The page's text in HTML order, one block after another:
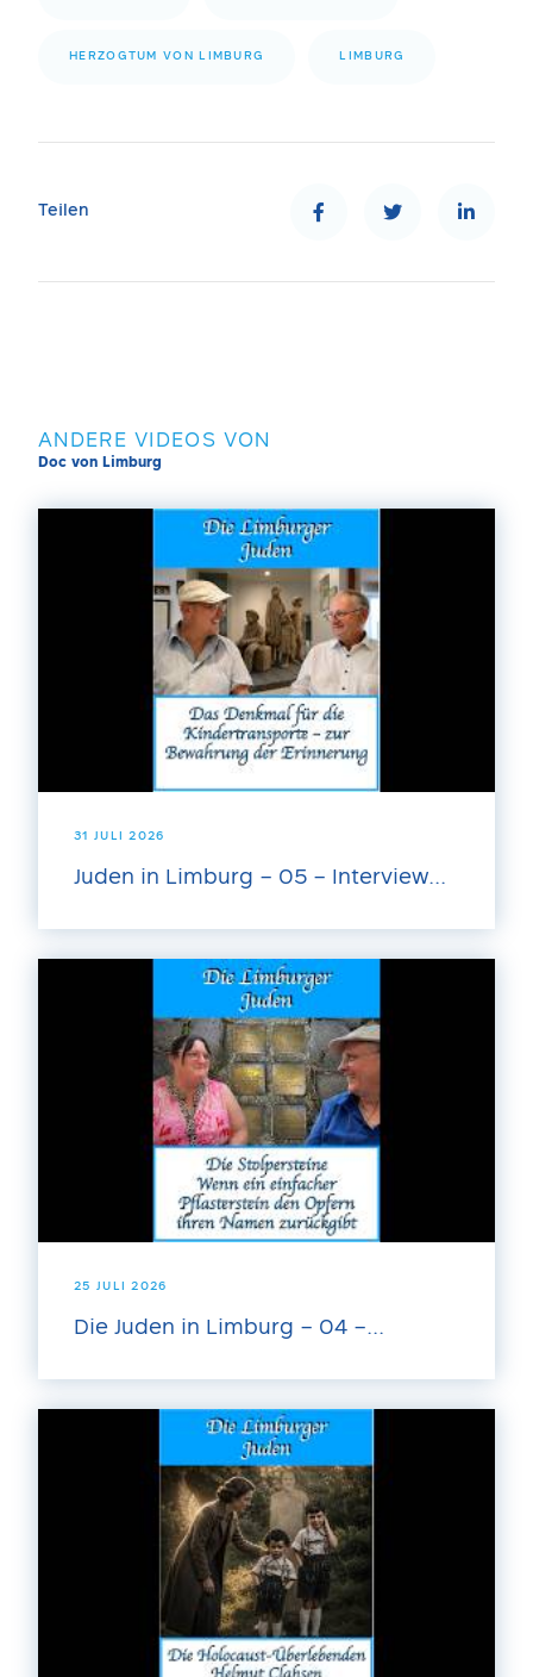
HERZOGTUM VON LIMBURG LIMBURG
Teilen
ANDERE VIDEOS VON
Doc von Limburg
31 JULI 2026
Juden in Limburg – 05 – Interview...
25 JULI 2026
Die Juden in Limburg – 04 –...